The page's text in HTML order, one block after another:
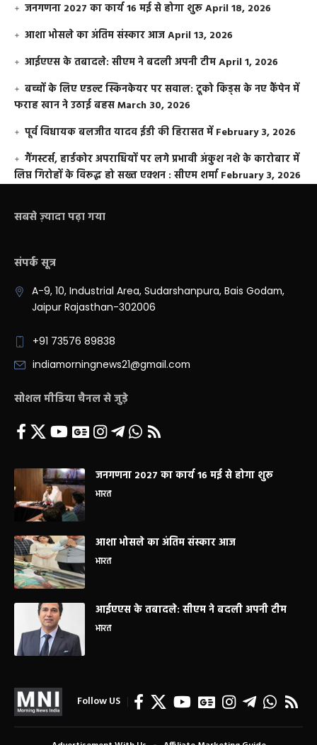
जनगणना 2027 का कार्य 16 मई से होगा शुरूApril 18, 2026
आशा भोसले का अंतिम संस्कार आजApril 13, 2026
आईएएस के तबादले: सीएम ने बदली अपनी टीमApril 1, 2026
बच्चों के लिए एडल्ट स्किनकेयर पर सवाल: टूको किड्स के नए कैंपेन में
फराह खान ने उठाई बहसMarch 30, 2026
पूर्व विधायक बलजीत यादव ईडी की हिरासत में February 3, 2026
गैंगस्टर्स, हार्डकोर अपराधियों पर लगे प्रभावी अंकुश नशे के कारोबार में
लिप्त गिरोहों के विरूद्ध हो सख्त एक्शन : सीएम शर्मा February 3, 2026
सबसे ज़्यादा पढ़ा गया
संपर्क सूत्र
A-9, 10, Industrial Area, Sudarshanpura, Bais Godam,
Jaipur Rajasthan-302006
+91 73576 89838
indiamorningnews21@gmail.com
सोशल मीडिया चैनल से जुड़े
जनगणना 2027 का कार्य 16 मई से होगा शुरू
भारत
आशा भोसले का अंतिम संस्कार आज
भारत
आईएएस के तबादले: सीएम ने बदली अपनी टीम
भारत
Follow US